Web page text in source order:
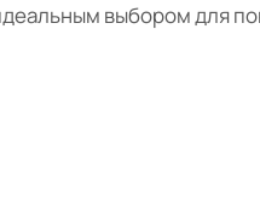
выбором для